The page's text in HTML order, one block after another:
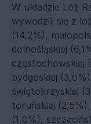
W układzie Lóż
wywodzili się z
(14,2%),
dolnośląskiej
częstochowskiej
bydgoskiej
świętokrzyskiej
toruńskiej
(1,0%),